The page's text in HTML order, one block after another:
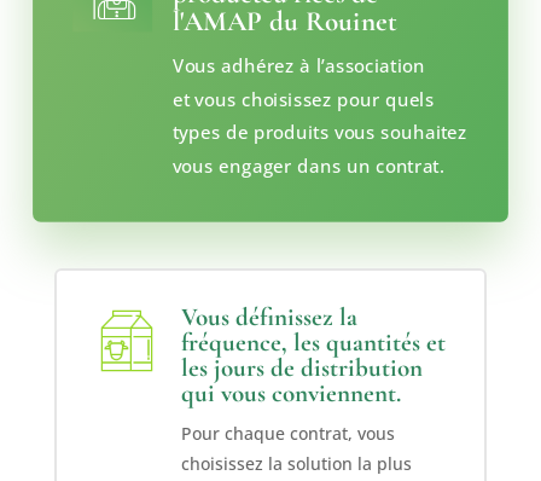
l'AMAP du Rouinet
Vous adhérez à l’association
et vous choisissez pour quels
types de produits vous souhaitez
vous engager dans un contrat.
Vous définissez la
fréquence, les quantités et
les jours de distribution
qui vous conviennent.
Pour chaque contrat, vous
choisissez la solution la plus